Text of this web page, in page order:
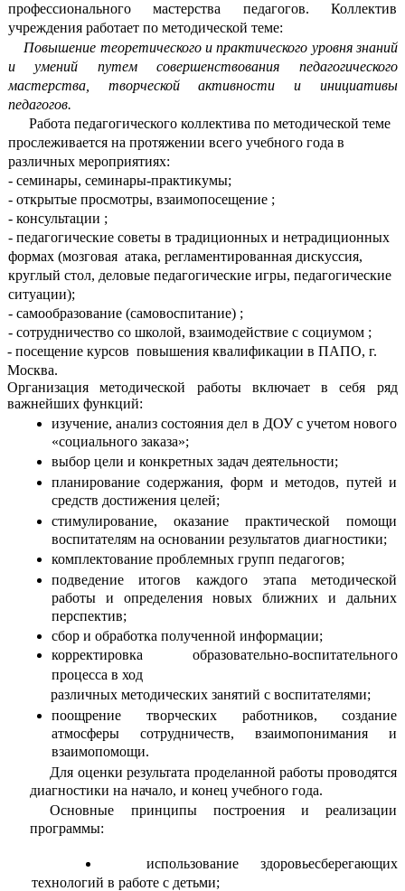
профессионального мастерства педагогов. Коллектив
учреждения работает по методической теме:
Повышение теоретического и практического уровня знаний
и умений путем совершенствования педагогического
мастерства, творческой активности и инициативы
педагогов.
Работа педагогического коллектива по методической теме
прослеживается на протяжении всего учебного года в
различных мероприятиях:
- семинары, семинары-практикумы;
- открытые просмотры, взаимопосещение ;
- консультации ;
- педагогические советы в традиционных и нетрадиционных
формах (мозговая атака, регламентированная дискуссия,
круглый стол, деловые педагогические игры, педагогические
ситуации);
- самообразование (самовоспитание) ;
- сотрудничество со школой, взаимодействие с социумом ;
- посещение курсов повышения квалификации в ПАПО, г.
Москва.
Организация методической работы включает в себя ряд
важнейших функций:
изучение, анализ состояния дел в ДОУ с учетом нового
«социального заказа»;
выбор цели и конкретных задач деятельности;
планирование содержания, форм и методов, путей и
средств достижения целей;
стимулирование, оказание практической помощи
воспитателям на основании результатов диагностики;
комплектование проблемных групп педагогов;
подведение итогов каждого этапа методической
работы и определения новых ближних и дальних
перспектив;
сбор и обработка полученной информации;
корректировка образовательно-воспитательного
процесса в ход
различных методических занятий с воспитателями;
поощрение творческих работников, создание
атмосферы сотрудничеств, взаимопонимания и
взаимопомощи.
Для оценки результата проделанной работы проводятся
диагностики на начало, и конец учебного года.
Основные принципы построения и реализации
программы:
использование здоровьесберегающих
технологий в работе с детьми;